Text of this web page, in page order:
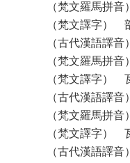
（梵文羅馬拼音）
（梵文譯字） 部
（古代漢語譯音
（梵文羅馬拼音）
（梵文譯字） 瓦
（古代漢語譯音）
（梵文羅馬拼音）
（梵文譯字） 瓦
（古代漢語譯音）